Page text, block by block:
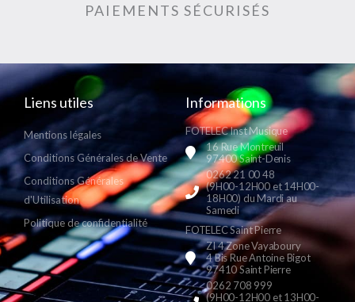
PAIEMENTS SÉCURISÉS
Liens utiles
Mentions légales
Conditions Générales de Vente
Conditions Générales
d'Utilisation
Politique de confidentialité
Informations
FOTELEC Inst Musique
16 Rue Montreuil
97400 Saint-Denis
0262 21 00 48
(9H00-12H00 et 14H00-
18H00) du Mardi au
Samedi
FOTELEC Saint Pierre
ZI 4 Zone Vayaboury
4 Bis Rue Antoine Bigot
97410 Saint Pierre
0262 708 999
(9H00-12H00 et 13H00-